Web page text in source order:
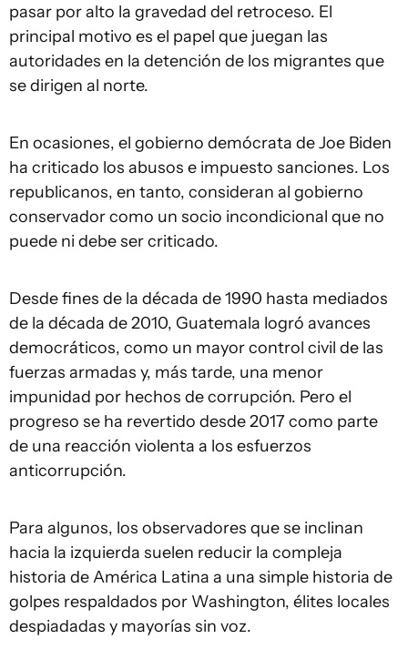
pasar por alto la gravedad del retroceso. El
principal motivo es el papel que juegan las
autoridades en la detención de los migrantes que
se dirigen al norte.
En ocasiones, el gobierno demócrata de Joe Biden
ha criticado los abusos e impuesto sanciones. Los
republicanos, en tanto, consideran al gobierno
conservador como un socio incondicional que no
puede ni debe ser criticado.
Desde fines de la década de 1990 hasta mediados
de la década de 2010, Guatemala logró avances
democráticos, como un mayor control civil de las
fuerzas armadas y, más tarde, una menor
impunidad por hechos de corrupción. Pero el
progreso se ha revertido desde 2017 como parte
de una reacción violenta a los esfuerzos
anticorrupción.
Para algunos, los observadores que se inclinan
hacia la izquierda suelen reducir la compleja
historia de América Latina a una simple historia de
golpes respaldados por Washington, élites locales
despiadadas y mayorías sin voz.